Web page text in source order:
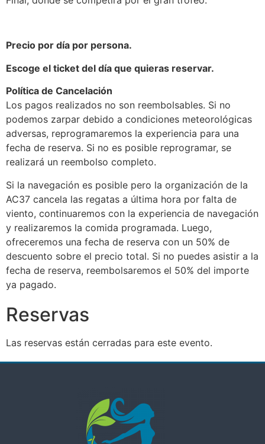
Precio por día por persona.
Escoge el ticket del día que quieras reservar.
Política de Cancelación
Los pagos realizados no son reembolsables. Si no
podemos zarpar debido a condiciones meteorológicas
adversas, reprogramaremos la experiencia para una
fecha de reserva. Si no es posible reprogramar, se
realizará un reembolso completo.
Si la navegación es posible pero la organización de la
AC37 cancela las regatas a última hora por falta de
viento, continuaremos con la experiencia de navegación
y realizaremos la comida programada. Luego,
ofreceremos una fecha de reserva con un 50% de
descuento sobre el precio total. Si no puedes asistir a la
fecha de reserva, reembolsaremos el 50% del importe
ya pagado.
Reservas
Las reservas están cerradas para este evento.